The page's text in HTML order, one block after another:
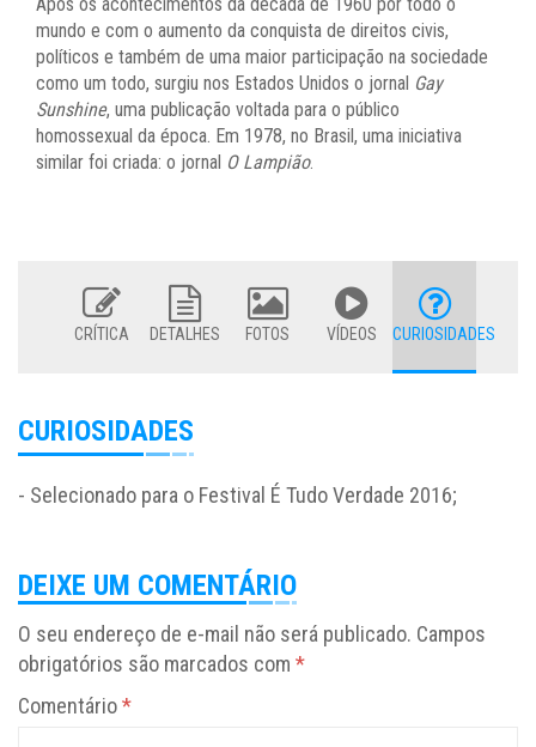
mundo e com o aumento da conquista de direitos civis,
políticos e também de uma maior participação na sociedade
como um todo, surgiu nos Estados Unidos o jornal Gay
Sunshine, uma publicação voltada para o público
homossexual da época. Em 1978, no Brasil, uma iniciativa
similar foi criada: o jornal O Lampião.
CRÍTICA DETALHES FOTOS VÍDEOS CURIOSIDADES
CURIOSIDADES
- Selecionado para o Festival É Tudo Verdade 2016;
DEIXE UM COMENTÁRIO
O seu endereço de e-mail não será publicado. Campos
obrigatórios são marcados com *
Comentário*